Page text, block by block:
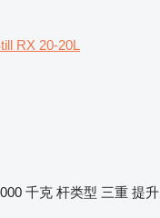
RX 20-20L
千克 杆类型 三重 提升